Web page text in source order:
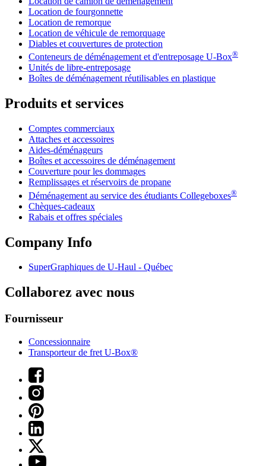
Location de fourgonnette
Location de remorque
Location de véhicule de remorquage
Diables et couvertures de protection
Conteneurs de déménagement et d'entreposage U-Box®
Unités de libre-entreposage
Boîtes de déménagement réutilisables en plastique
Produits et services
Comptes commerciaux
Attaches et accessoires
Aides-déménageurs
Boîtes et accessoires de déménagement
Couverture pour les dommages
Remplissages et réservoirs de propane
Déménagement au service des étudiants Collegeboxes®
Chèques-cadeaux
Rabais et offres spéciales
Company Info
SuperGraphiques de U-Haul - Québec
Collaborez avec nous
Fournisseur
Concessionnaire
Transporteur de fret U-Box®